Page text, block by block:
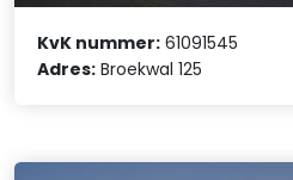
KvK nummer: 61091545
Adres: Broekwal 125